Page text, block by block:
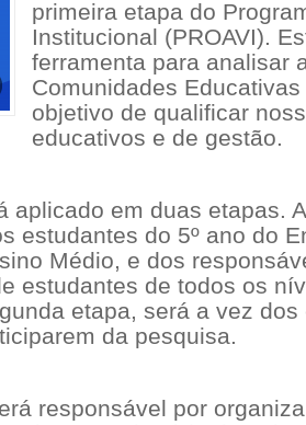
primeira etapa do
Institucional (PROAVI).
ferramenta para analisar
Comunidades
objetivo de qualificar
educativos e de gestão.
aplicado em duas etapas.
estudantes do 5º ano do
Médio, e dos
estudantes de todos os
etapa, será a vez
da pesquisa.
responsável por